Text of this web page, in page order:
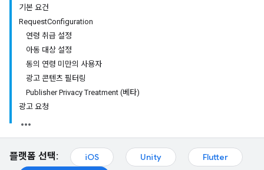
기본 요건
RequestConfiguration
연령 취급 설정
아동 대상 설정
동의 연령 미만의 사용자
광고 콘텐츠 필터링
Publisher Privacy Treatment (베타)
광고 요청
플랫폼 선택: iOS Unity
Flutter